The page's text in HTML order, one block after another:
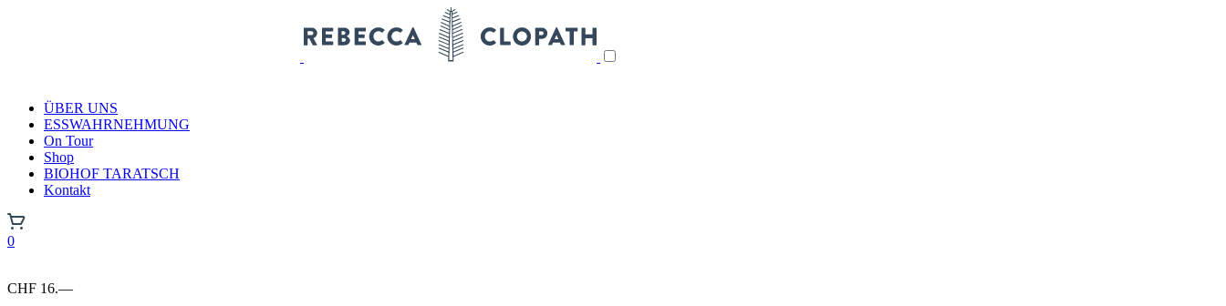
ÜBER UNS
ESSWAHRNEHMUNG
On Tour
Shop
BIOHOF TARATSCH
Kontakt
0
CHF 16.—